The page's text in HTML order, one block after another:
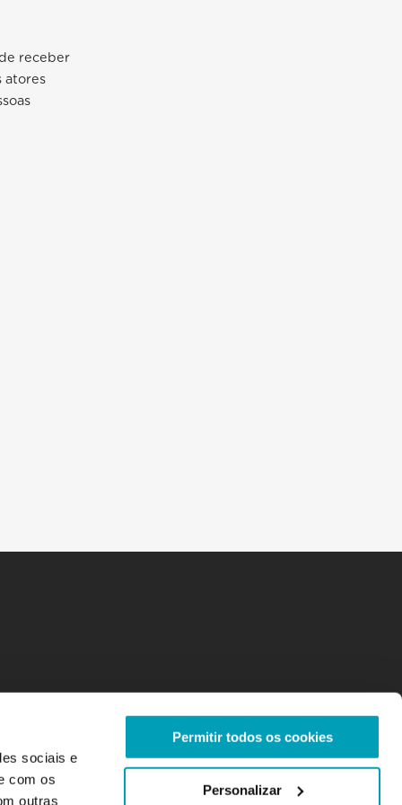
sociais e
com os
outras
Permitir todos os cookies
Personalizar
receber
atores